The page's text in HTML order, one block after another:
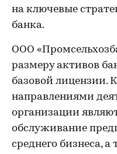
на ключевые
банка.
ООО
размеру активов
базовой лицензии.
направлениями
организации
обслуживание
среднего бизнеса,